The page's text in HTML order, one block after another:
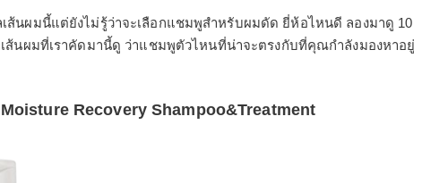
ส้นผมนี้แต่ยังไม่รู้ว่าจะเลือกแชมพูสำหรับผมดัด ยี่ห้อไหนดี ลองมาดู 10
ส้นผมที่เราคัดมานี้ดู ว่าแชมพูตัวไหนที่น่าจะตรงกับที่คุณกำลังมองหาอยู่
Recovery Shampoo&Treatment